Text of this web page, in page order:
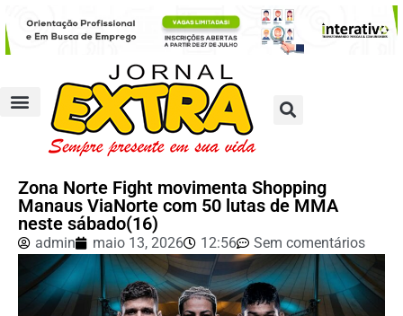
Zona Norte Fight movimenta Shopping
Manaus ViaNorte com 50 lutas de MMA
neste sábado(16)
admin maio 13, 2026 12:56 Sem comentários